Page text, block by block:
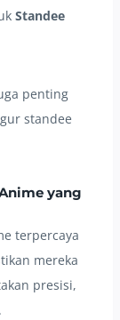
Standee
penting
standee
yang
terpercaya
mereka
presisi,
.